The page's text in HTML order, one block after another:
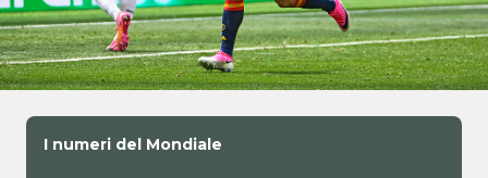
I numeri del Mondiale